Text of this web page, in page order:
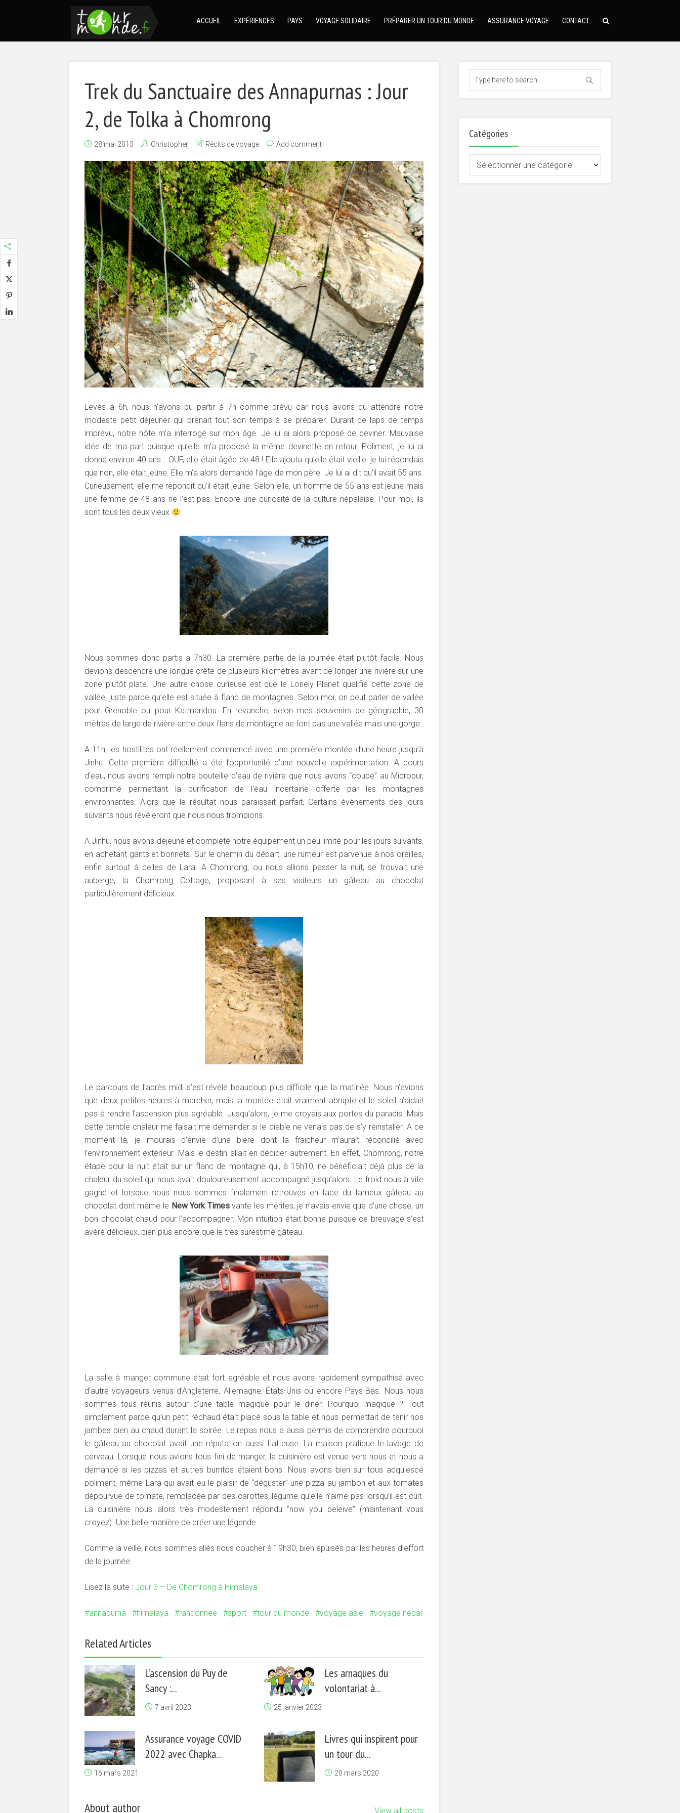
ACCUEIL EXPÉRIENCES PAYS VOYAGE SOLIDAIRE PRÉPARER UN TOUR DU MONDE ASSURANCE VOYAGE CONTACT
Trek du Sanctuaire des Annapurnas : Jour
2, de Tolka à Chomrong
28 mai 2013 Christopher Récits de voyage Add comment
Levés à 6h, nous n’avons pu partir à 7h comme prévu car nous avons du attendre notre
modeste petit déjeuner qui prenait tout son temps à se préparer. Durant ce laps de temps
imprévu, notre hôte m’a interrogé sur mon âge. Je lui ai alors proposé de deviner. Mauvaise
idée de ma part puisque qu’elle m’a proposé la même devinette en retour. Poliment, je lui ai
donné environ 40 ans… OUF, elle était âgée de 48 ! Elle ajouta qu’elle était vieille. je lui répondais
que non, elle était jeune. Elle m’a alors demandé l’âge de mon père. Je lui ai dit qu’il avait 55 ans.
Curieusement, elle me répondit qu’il était jeune. Selon elle, un homme de 55 ans est jeune mais
une femme de 48 ans ne l’est pas. Encore une curiosité de la culture népalaise. Pour moi, ils
sont tous les deux vieux
Nous sommes donc partis a 7h30. La première partie de la journée était plutôt facile. Nous
devions descendre une longue crête de plusieurs kilomètres avant de longer une rivière sur une
zone plutôt plate. Une autre chose curieuse est que le Lonely Planet qualifie cette zone de
vallée, juste parce qu’elle est située à flanc de montagnes. Selon moi, on peut parler de vallée
pour Grenoble ou pour Katmandou. En revanche, selon mes souvenirs de géographie, 30
mètres de large de rivière entre deux flans de montagne ne font pas une vallée mais une gorge.
A 11h, les hostilités ont réellement commencé avec une première montée d’une heure jusqu’à
Jinhu. Cette première difficulté a été l’opportunité d’une nouvelle expérimentation. A cours
d’eau, nous avons rempli notre bouteille d’eau de rivière que nous avons “coupé” au Micropur,
comprimé permettant la purification de l’eau incertaine offerte par les montagnes
environnantes. Alors que le résultat nous paraissait parfait, Certains évènements des jours
suivants nous révéleront que nous nous trompions.
A Jinhu, nous avons déjeuné et complété notre équipement un peu limité pour les jours suivants,
en achetant gants et bonnets. Sur le chemin du départ, une rumeur est parvenue à nos oreilles,
enfin surtout à celles de Lara. A Chomrong, ou nous allions passer la nuit, se trouvait une
auberge, la Chomrong Cottage, proposant à ses visiteurs un gâteau au chocolat
particulièrement délicieux.
Le parcours de l’après midi s’est révélé beaucoup plus difficile que la matinée. Nous n’avions
que deux petites heures à marcher, mais la montée était vraiment abrupte et le soleil n’aidait
pas à rendre l’ascension plus agréable. Jusqu’alors, je me croyais aux portes du paradis. Mais
cette terrible chaleur me faisait me demander si le diable ne venais pas de s’y réinstaller. A ce
moment là, je mourais d’envie d’une bière dont la fraicheur m’aurait réconcilié avec
l’environnement extérieur. Mais le destin allait en décider autrement. En effet, Chomrong, notre
étape pour la nuit était sur un flanc de montagne qui, à 15h10, ne bénéficiait déjà plus de la
chaleur du soleil qui nous avait douloureusement accompagné jusqu’alors. Le froid nous a vite
gagné et lorsque nous nous sommes finalement retrouvés en face du fameux gâteau au
chocolat dont même le New York Timesvante les mérites, je n’avais envie que d’une chose, un
bon chocolat chaud pour l’accompagner. Mon intuition était bonne puisque ce breuvage s’est
avéré délicieux, bien plus encore que le très surestimé gâteau.
La salle à manger commune était fort agréable et nous avons rapidement sympathisé avec
d’autre voyageurs venus d’Angleterre, Allemagne, États-Unis ou encore Pays-Bas. Nous nous
sommes tous réunis autour d’une table magique pour le diner. Pourquoi magique ? Tout
simplement parce qu’un petit réchaud était placé sous la table et nous permettait de tenir nos
jambes bien au chaud durant la soirée. Le repas nous a aussi permis de comprendre pourquoi
le gâteau au chocolat avait une réputation aussi flatteuse. La maison pratique le lavage de
cerveau. Lorsque nous avions tous fini de manger, la cuisinière est venue vers nous et nous a
demandé si les pizzas et autres burritos étaient bons. Nous avons bien sur tous acquiescé
poliment, même Lara qui avait eu le plaisir de “déguster” une pizza au jambon et aux tomates
dépourvue de tomate, remplacée par des carottes, légume qu’elle n’aime pas lorsqu’il est cuit.
La cuisinière nous alors très modestement répondu “now you beleive” (maintenant vous
croyez). Une belle manière de créer une légende.
Comme la veille, nous sommes allés nous coucher à 19h30, bien épuisés par les heures d’effort
de la journée.
Lisez la suite : Jour 3 – De Chomrong à Himalaya
annapurna himalaya randonnée sport tour du monde voyage asie voyage népal
Related Articles
L’ascension du Puy de
Sancy :...
7 avril 2023
Les arnaques du
volontariat à...
25 janvier 2023
Assurance voyage COVID
2022 avec Chapka...
16 mars 2021
Livres qui inspirent pour
un tour du...
20 mars 2020
About author View all posts
Catégories